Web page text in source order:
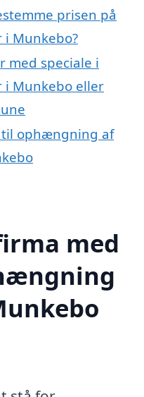
prisen på
Munkebo?
med speciale i
Munkebo eller
til ophængning af
med